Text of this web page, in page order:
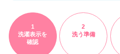
1
洗濯表示を
確認
2
洗う準備